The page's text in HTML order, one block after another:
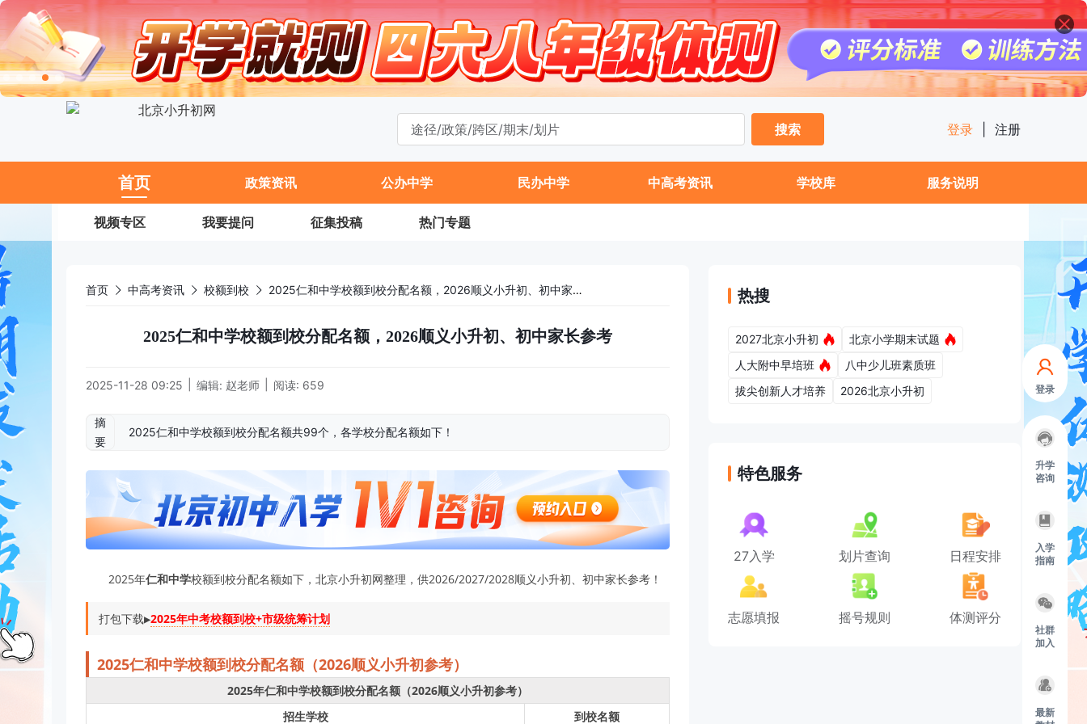
登录
升学
咨询
入学
指南
社群
加入
最新
搜索
登录 注册
首页 政策资讯 公办中学 民办中学 中高考资讯 学校库 服务说明
视频专区 我要提问 征集投稿 热门专题
首页 中高考资讯 校额到校 2025仁和中学校额到校分配名额，2026顺义小升初、初中家长参考
2025仁和中学校额到校分配名额，2026顺义小升初、初中家长参考
2025-11-28 09:25 编辑: 赵老师 阅读: 659
摘
要
2025仁和中学校额到校分配名额共99个，各学校分配名额如下！
2025年仁和中学校额到校分配名额如下，北京小升初网整理，供2026/2027/2028顺义小升初、初中家长参考！
打包下载▶️2025年中考校额到校+市级统筹计划
2025仁和中学校额到校分配名额（2026顺义小升初参考）
2025年仁和中学校额到校分配名额（2026顺义小升初参考）
招生学校
到校名额
热搜
2027北京小升初
北京小学期末试题
人大附中早培班
八中少儿班素质班
拔尖创新人才培养
2026北京小升初
特色服务
27入学 划片查询 日程安排
志愿填报 摇号规则 体测评分